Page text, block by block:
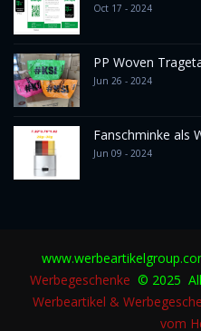
Oct 17 - 2024
PP Woven
Jun 26 - 2024
Fanschminke als
Jun 09 - 2024
Werbegeschenke © 2025 All
Werbeartikel &
vom